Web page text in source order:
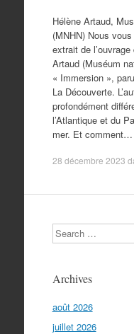
Hélène Artaud,
(MNHN) Nous
extrait de
Artaud (Muséum
« Immersion »,
La Découverte.
profondément
l’Atlantique et du
mer. Et comment…
28 décembre 2023
Search
Archives
août 2026
juillet 2026